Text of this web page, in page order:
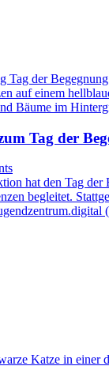
Tag der
hat den Tag der
begleitet.